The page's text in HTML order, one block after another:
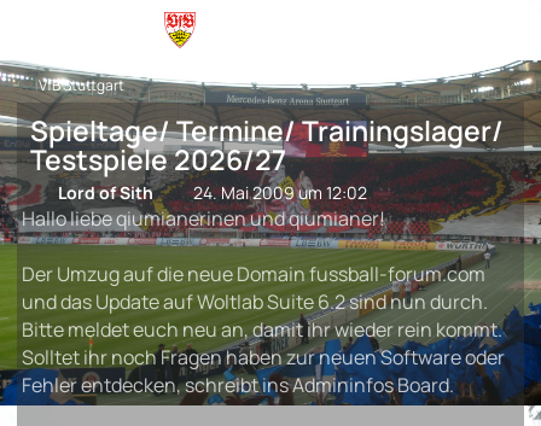
VfB Stuttgart
Spieltage/ Termine/ Trainingslager/
Testspiele 2026/27
Lord of Sith 24. Mai 2009 um 12:02
Hallo liebe qiumianerinen und qiumianer!
Der Umzug auf die neue Domain fussball-forum.com
und das Update auf Woltlab Suite 6.2 sind nun durch.
Bitte meldet euch neu an, damit ihr wieder rein kommt.
Solltet ihr noch Fragen haben zur neuen Software oder
Fehler entdecken, schreibt ins Admininfos Board.